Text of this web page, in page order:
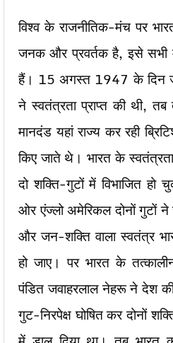
विश्व के राजनीतिक-मंच पर
जनक और प्रवर्तक है, इसे सभी
हैं। 15 अगस्त 1947 के दिन
ने स्वतंत्रता प्राप्त की थी,
मानदंड यहां राज्य कर रही
किए जाते थे। भारत के
दो शक्ति-गुटों में विभाजित हो
ओर एंज्लो अमेरिकल दोनों गुटों ने
और जन-शक्ति वाला स्वतंत्र
हो जाए। पर भारत के
पंडित जवाहरलाल नेहरू ने देश
गुट-निरपेक्ष घोषित कर दोनों